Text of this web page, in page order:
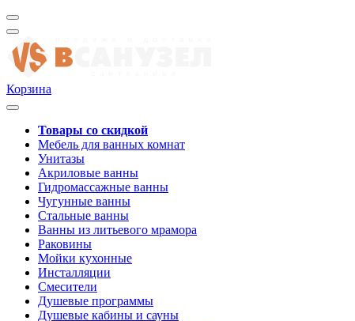
Корзина
Товары со скидкой
Мебель для ванных комнат
Унитазы
Акриловые ванны
Гидромассажные ванны
Чугунные ванны
Стальные ванны
Ванны из литьевого мрамора
Раковины
Мойки кухонные
Инсталляции
Смесители
Душевые программы
Душевые кабины и сауны